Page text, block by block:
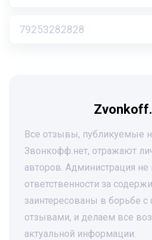
79253282828
Все отзывы, публикуемые
Звонкофф.нет, отражают
авторов. Администрация не
ответственности за
заинтересованы в борьбе
отзывами, и делаем все
актуальной информации.